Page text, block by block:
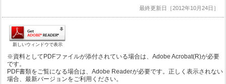
最終更新日［2012年10月24日］
新しいウィンドウで表示
※資料としてPDFファイルが添付されている場合は、Adobe Acrobat(R)が必要
です。
PDF書類をご覧になる場合は、Adobe Readerが必要です。正しく表示されない
場合、最新バージョンをご利用ください。